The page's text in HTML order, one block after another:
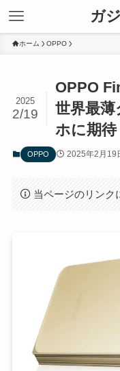
ガ
ホーム OPPO
OPPO
世界最
ホに期待
2025
2/19
OPPO 2025年2月19
当ページのリンク